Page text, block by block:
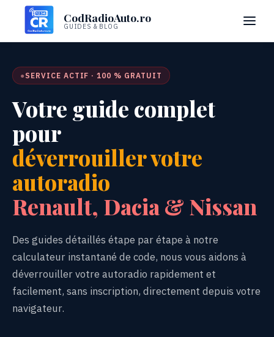
CodRadioAuto.ro
GUIDES & BLOG
SERVICE ACTIF · 100 % GRATUIT
Votre guide complet
pour
déverrouiller votre
autoradio
Renault, Dacia & Nissan
Des guides détaillés étape par étape à notre
calculateur instantané de code, nous vous aidons à
déverrouiller votre autoradio rapidement et
facilement, sans inscription, directement depuis votre
navigateur.